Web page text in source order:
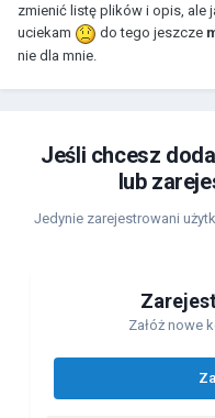
zmienić listę plików i opis, ale
uciekam
do tego jeszcze
nie dla mnie.
Jeśli chcesz
lub
Jedynie zarejestrowani
Załóż nowe